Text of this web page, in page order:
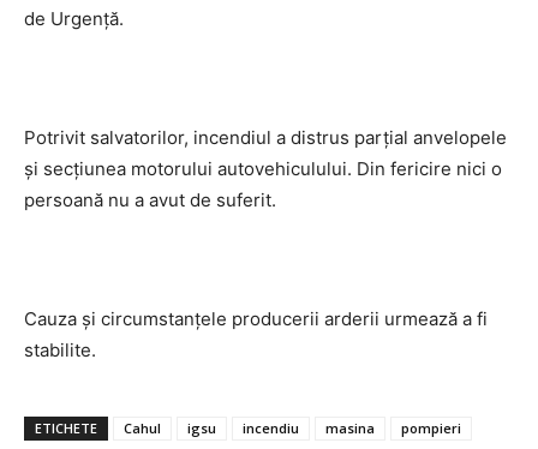
de Urgență.
Potrivit salvatorilor, incendiul a distrus parțial anvelopele
și secțiunea motorului autovehiculului. Din fericire nici o
persoană nu a avut de suferit.
Cauza și circumstanțele producerii arderii urmează a fi
stabilite.
ETICHETE Cahul igsu incendiu masina pompieri